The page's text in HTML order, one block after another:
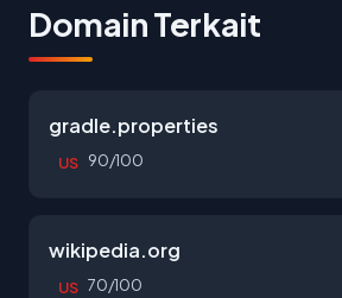
Domain Terkait
gradle.properties
US 90/100
wikipedia.org
US 70/100